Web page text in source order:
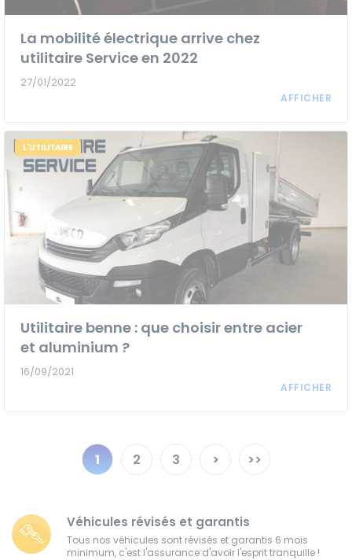
La mobilité électrique arrive chez
utilitaire Service en 2022
27/01/2022
L'UTILITAIRE
Utilitaire benne : que choisir entre acier
et aluminium ?
16/09/2021
1 2 3 > >>
Véhicules révisés et garantis
Tous nos véhicules sont révisés et garantis 6 mois
minimum, c'est l'assurance d'avoir l'esprit tranquille !